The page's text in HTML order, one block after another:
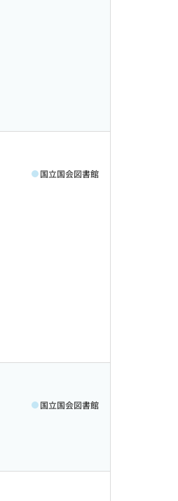
国立国会図書館
国立国会図書館